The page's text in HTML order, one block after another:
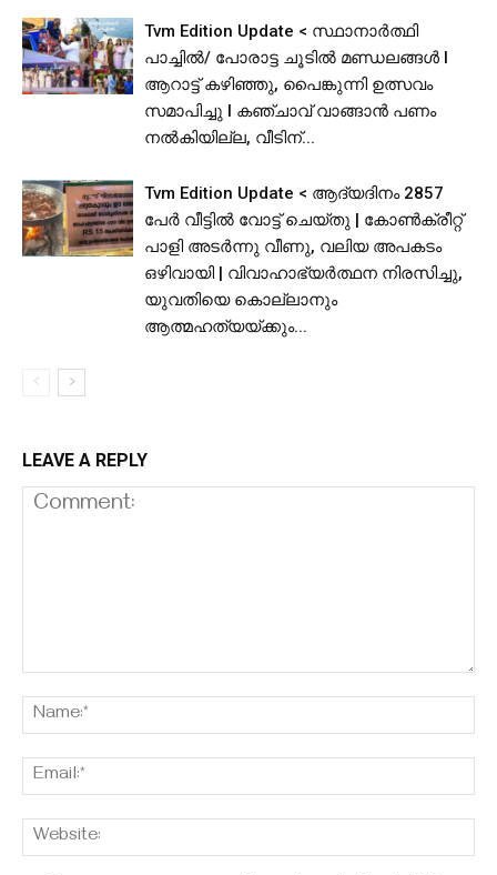
Tvm Edition Update < സ്ഥാനാർത്ഥി
പാച്ചിൽ/ പോരാട്ട ചൂടിൽ മണ്ഡലങ്ങൾ I
ആറാട്ട് കഴിഞ്ഞു, പൈങ്കുന്നി ഉത്സവം
സമാപിച്ചു I കഞ്ചാവ് വാങ്ങാൻ പണം
നൽകിയില്ല, വീടിന്...
Tvm Edition Update < ആദ്യദിനം 2857
പേർ വീട്ടിൽ വോട്ട് ചെയ്തു | കോൺക്രീറ്റ്
പാളി അടർന്നു വീണു, വലിയ അപകടം
ഒഴിവായി | വിവാഹാഭ്യർത്ഥന നിരസിച്ചു,
യുവതിയെ കൊല്ലാനും
ആത്മഹത്യയ്ക്കും...
LEAVE A REPLY